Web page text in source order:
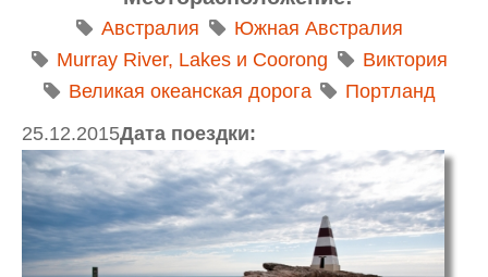
Австралия
Южная Австралия
Murray River, Lakes и Coorong
Виктория
Великая океанская дорога
Портланд
Дата поездки:
25.12.2015